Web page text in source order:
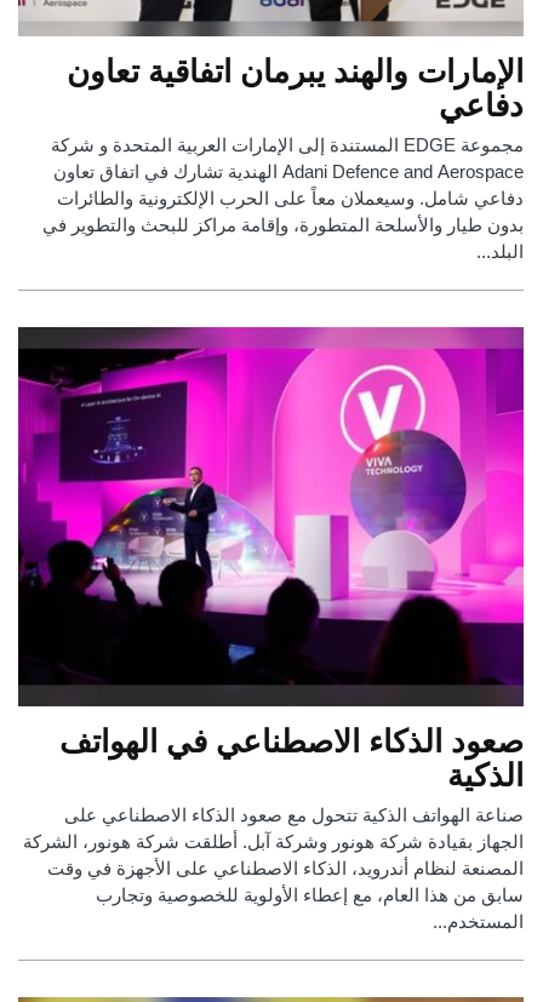
الإمارات والهند يبرمان اتفاقية تعاون
دفاعي
مجموعة EDGE المستندة إلى الإمارات العربية المتحدة و شركة
Adani Defence and Aerospace الهندية تشارك في اتفاق تعاون
دفاعي شامل. وسيعملان معاً على الحرب الإلكترونية والطائرات
بدون طيار والأسلحة المتطورة، وإقامة مراكز للبحث والتطوير في
البلد...
صعود الذكاء الاصطناعي في الهواتف
الذكية
صناعة الهواتف الذكية تتحول مع صعود الذكاء الاصطناعي على
الجهاز بقيادة شركة هونور وشركة آبل. أطلقت شركة هونور، الشركة
المصنعة لنظام أندرويد، الذكاء الاصطناعي على الأجهزة في وقت
سابق من هذا العام، مع إعطاء الأولوية للخصوصية وتجارب
المستخدم...